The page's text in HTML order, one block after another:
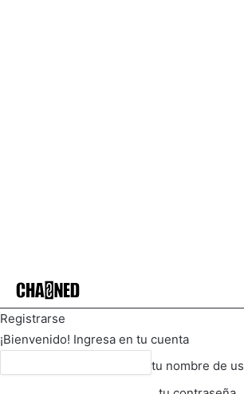
Registrarse
¡Bienvenido! Ingresa en tu cuenta
tu nombre de